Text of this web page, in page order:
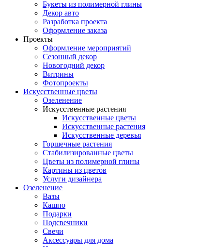
Букеты из полимерной глины
Декор авто
Разработка проекта
Оформление заказа
Проекты
Оформление мероприятий
Сезонный декор
Новогодний декор
Витрины
Фотопроекты
Искусственные цветы
Озеленение
Искусственные растения
Искусственные цветы
Искусственные растения
Искусственные деревья
Горшечные растения
Стабилизированные цветы
Цветы из полимерной глины
Картины из цветов
Услуги дизайнера
Озеленение
Вазы
Кашпо
Подарки
Подсвечники
Свечи
Аксессуары для дома